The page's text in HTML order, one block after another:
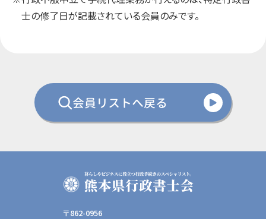
士の修了日が記載されている会員のみです。
会員リストへ戻る
〒862-0956